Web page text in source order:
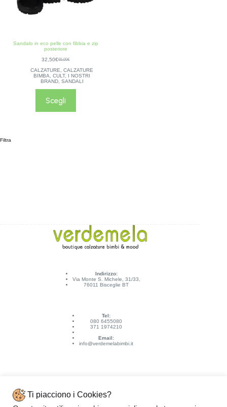
Sandalo in eco pelle con fibbia e zip
posteriore
65,00€
32,50€
CALZATURE,CALZATURE
BIMBA,CULT, I NOSTRI
BRAND, SANDALI
Scegli
Filtra
Indirizzo:
Via Monte S. Michele, 31/33,
76011 Bisceglie BT
Tel:
080 6455080
371 1974210
Email:
info@verdemelabimbi.it
Ti piacciono i Cookies?